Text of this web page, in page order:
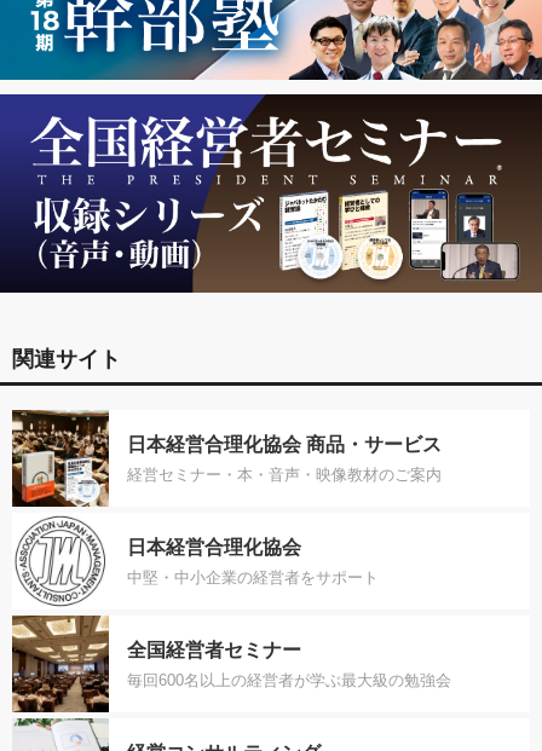
関連サイト
日本経営合理化協会 商品・サービス
経営セミナー・本・音声・映像教材のご案内
日本経営合理化協会
中堅・中小企業の経営者をサポート
全国経営者セミナー
毎回600名以上の経営者が学ぶ最大級の勉強会